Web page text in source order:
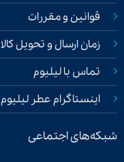
قوانین و مقررات
زمان ارسال و تحویل کالا
تماس با لیلیوم
اینستاگرام عطر لیلیوم
شبکه‌های اجتماعی